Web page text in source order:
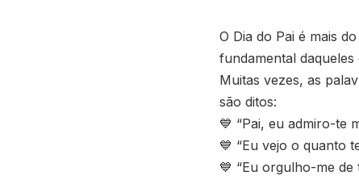
O Dia do Pai é mais
fundamental
Muitas vezes, as
são ditos:
💙 “Pai, eu admiro-te
💙 “Eu vejo o quanto
💙 “Eu orgulho-me de